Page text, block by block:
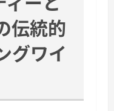
伝統的
グワイ